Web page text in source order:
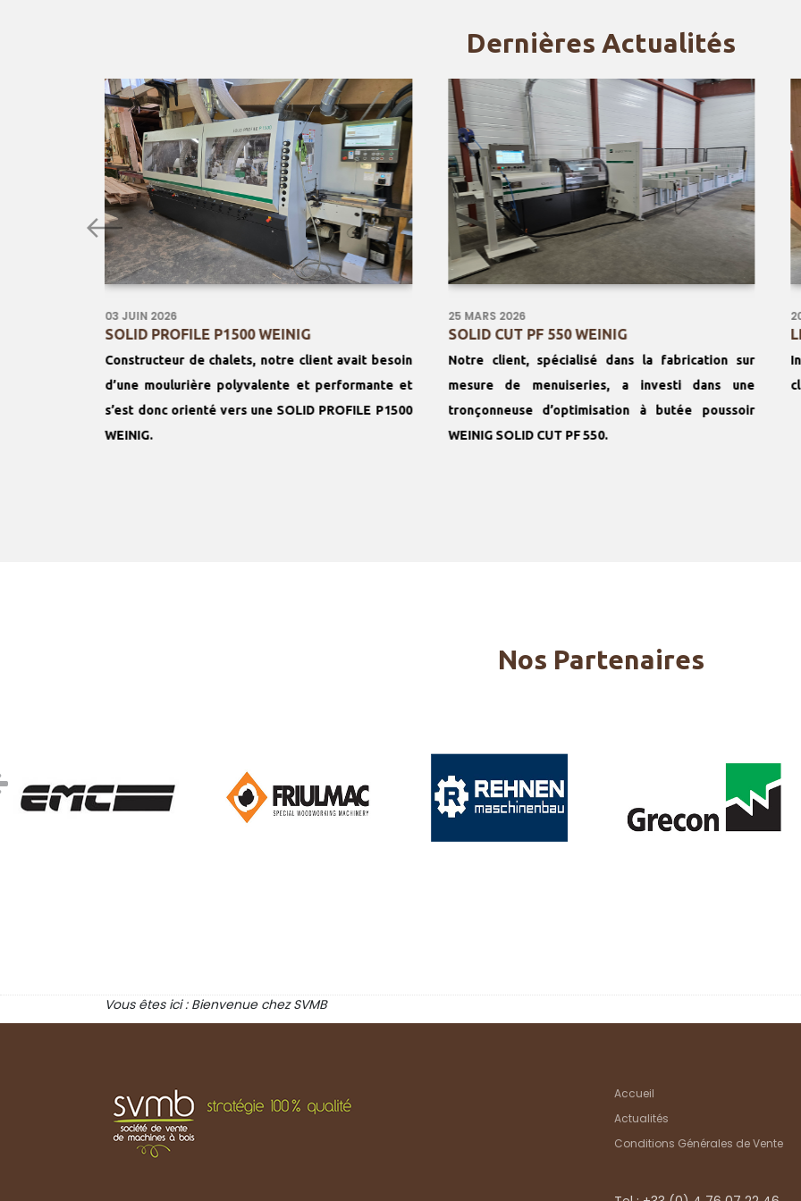
Dernières Actualités
03 JUIN 2026
SOLID PROFILE P1500 WEINIG
Constructeur de chalets, notre client avait besoin
d’une moulurière polyvalente et performante et
s’est donc orienté vers une SOLID PROFILE P1500
WEINIG.
25 MARS 2026
SOLID CUT PF 550 WEINIG
Notre client, spécialisé dans la fabrication sur
mesure de menuiseries, a investi dans une
tronçonneuse d’optimisation à butée poussoir
WEINIG SOLID CUT PF 550.
Nos Partenaires
Vous êtes ici : Bienvenue chez SVMB
Accueil
Actualités
Conditions Générales de Vente